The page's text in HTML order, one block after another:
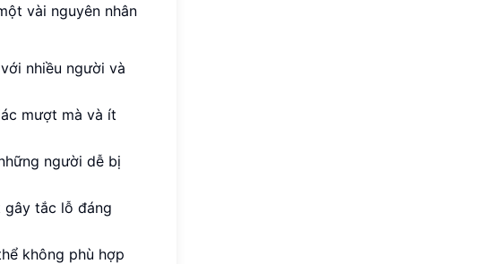
vài nguyên nhân
nhiều người và
mượt mà và ít
người dễ bị
gây tắc lỗ đáng
không phù hợp